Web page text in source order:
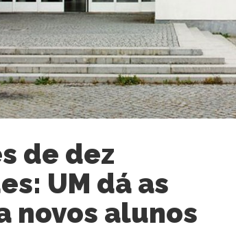
de dez
UM dá as
novos alunos